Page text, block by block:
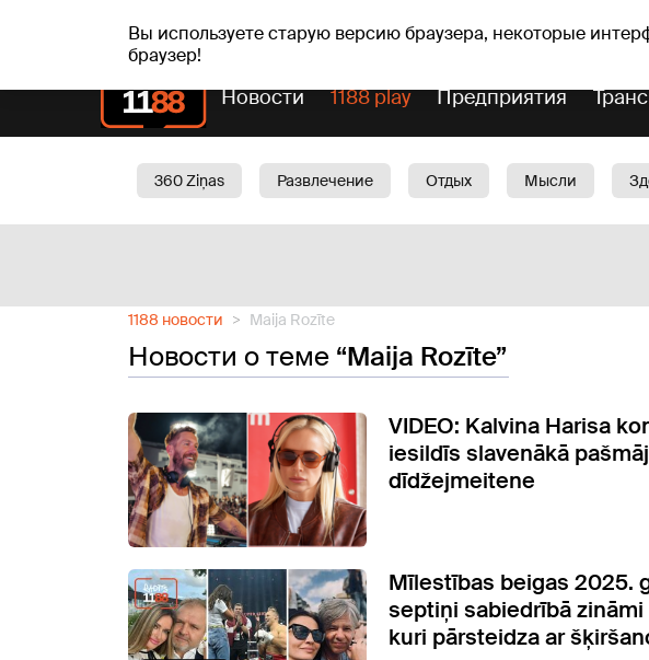
Вы используете старую версию браузера, некоторые
браузер!
чт, 06.08.2026. +24°C Aisma, Askolds Прогноз погоды
Новости 1188 play Предприятия
360 Ziņas Развлечение Отдых Мысли
1188 новости Maija Rozīte
Новости о теме “Maija Rozīte”
VIDEO: Kalvina Harisa
iesildīs slavenākā
dīdžejmeitene
Mīlestības beigas 2025.
septiņi sabiedrībā zināmi
kuri pārsteidza ar